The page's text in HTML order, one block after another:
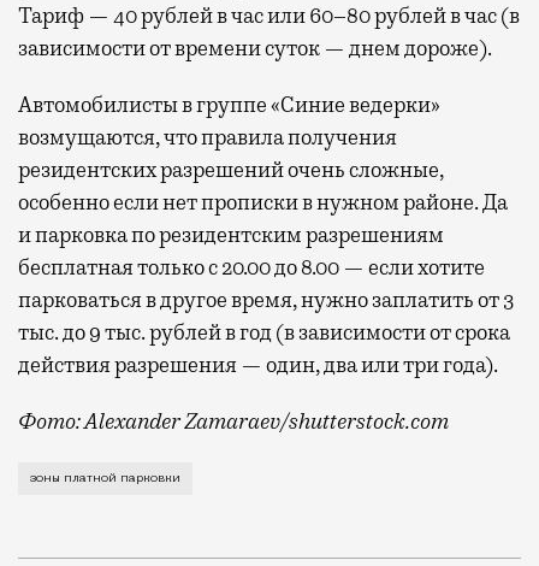
Тариф — 40 рублей в час или 60–80 рублей в час (в
зависимости от времени суток — днем дороже).
Автомобилисты в группе «Синие ведерки»
возмущаются, что правила получения
резидентских разрешений очень сложные,
особенно если нет прописки в нужном районе. Да
и парковка по резидентским разрешениям
бесплатная только с 20.00 до 8.00 — если хотите
парковаться в другое время, нужно заплатить от 3
тыс. до 9 тыс. рублей в год (в зависимости от срока
действия разрешения — один, два или три года).
Фото: Alexander Zamaraev/shutterstock.com
Новые зоны платной парковки заработали с
зоны платной парковки